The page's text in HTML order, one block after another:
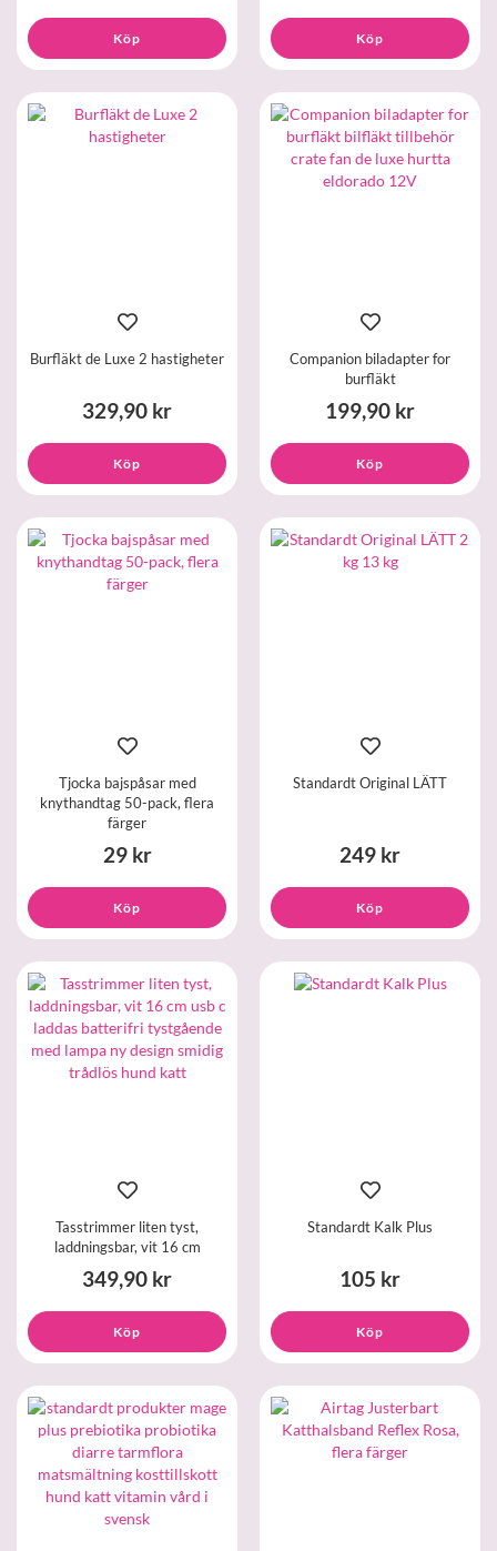
Köp Köp
Burfläkt de Luxe 2 hastigheter
329,90 kr
Köp
Companion biladapter for
burfläkt
199,90 kr
Köp
Tjocka bajspåsar med
knythandtag 50-pack, flera
färger
29 kr
Köp
Standardt Original LÄTT
249 kr
Köp
Tasstrimmer liten tyst,
laddningsbar, vit 16 cm
349,90 kr
Köp
Standardt Kalk Plus
105 kr
Köp